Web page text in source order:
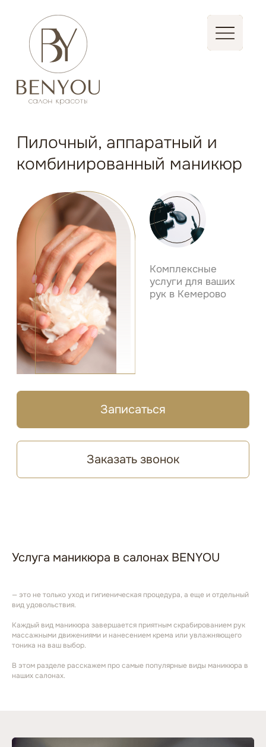
Записаться
Пилочный, аппаратный и
услуги для ваших
рук в Кемерово
Заказать звонок
Записаться
Услуга маникюра в салонах BENYOU
— это не только уход и гигиеническая процедура, а еще и отдельный
вид удовольствия.
Каждый вид маникюра завершается приятным скрабированием рук
массажными движениями и нанесением крема или увлажняющего
тоника на ваш выбор.
В этом разделе расскажем про самые популярные виды маникюра в
наших салонах.